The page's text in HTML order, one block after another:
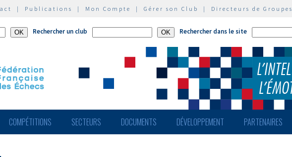
| Publications | Mon Compte | Gérer son Club | Directeurs de Groupes
Rechercher un club Rechercher dans le site
COMPÉTITIONS SECTEURS DOCUMENTS DÉVELOPPEMENT PARTENAIRES